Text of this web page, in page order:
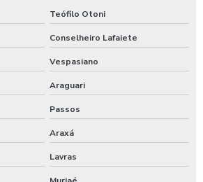
em carros
automotiva a vapor
de carros
Teófilo Otoni
Conselheiro Lafaiete
Vespasiano
Araguari
Passos
Araxá
Lavras